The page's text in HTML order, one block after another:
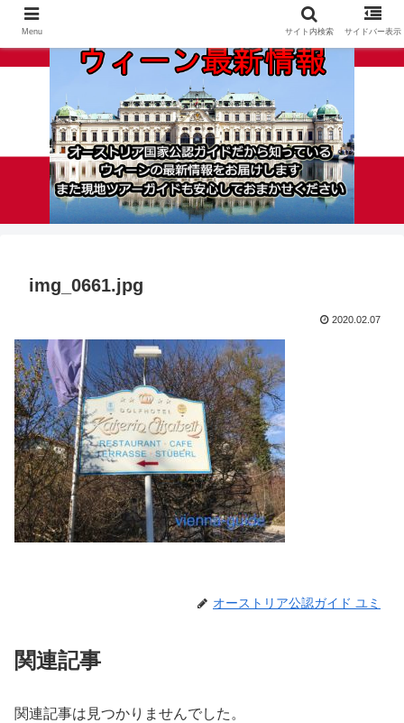
img_0661.jpg
2020.02.07
オーストリア公認ガイド ユミ
関連記事
関連記事は見つかりませんでした。
Menu サイト内検索 サイドバー表示